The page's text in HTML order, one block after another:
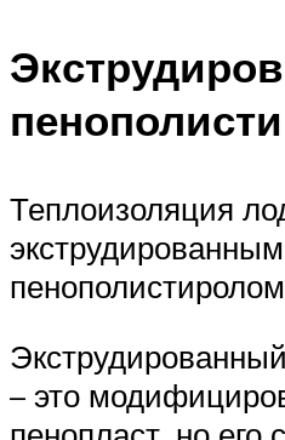
Теплоизоляция
экструдированным
пенополистиролом
– это